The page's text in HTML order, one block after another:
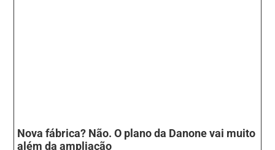
Nova fábrica? Não. O plano da Danone vai muito
além da ampliação